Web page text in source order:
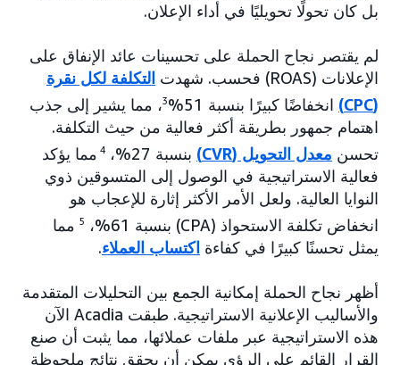
بل كان تحولًا تحويليًا في أداء الإعلان.
لم يقتصر نجاح الحملة على تحسينات عائد الإنفاق على
الإعلانات (ROAS) فحسب. شهدت
التكلفة لكل نقرة
(CPC)
انخفاضًا كبيرًا بنسبة 51% 3، مما يشير إلى جذب
اهتمام جمهور بطريقة أكثر فعالية من حيث التكلفة.
تحسن معدل التحويل (CVR) بنسبة 27%، 4 مما يؤكد
فعالية الاستراتيجية في الوصول إلى المتسوقين ذوي
النوايا العالية. ولعل الأمر الأكثر إثارة للإعجاب هو
انخفاض تكلفة الاستحواذ (CPA) بنسبة 61%،
5 مما
يمثل تحسنًا كبيرًا في كفاءة اكتساب العملاء.
أظهر نجاح الحملة إمكانية الجمع بين التحليلات المتقدمة
والأساليب الإعلانية الاستراتيجية. طبقت Acadia الآن
هذه الاستراتيجية عبر ملفات عملائها، مما يثبت أن صنع
القرار القائم على الرؤى يمكن أن يحقق نتائج ملحوظة